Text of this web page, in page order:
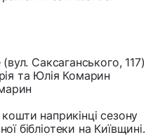
Саксаганського, 117)
та Юлія Комарин
кошти наприкінці сезону
бібліотеки на Київщині.